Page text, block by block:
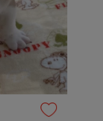
しつけ、
す。